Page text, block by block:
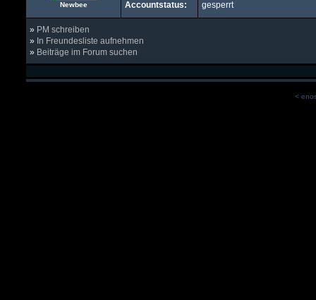
Newbee Accountstatus: gesperrt
» PM schreiben
» In Freundesliste aufnehmen
» Beiträge im Forum suchen
<